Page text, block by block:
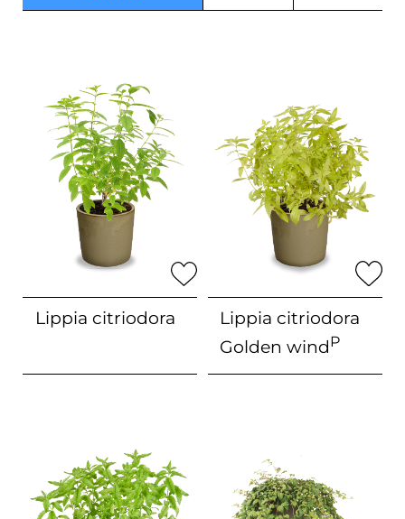
Lippia citriodora
Lippia citriodora
Golden windP